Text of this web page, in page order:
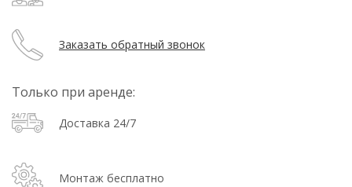
Заказать обратный звонок
Только при аренде:
Доставка 24/7
Монтаж бесплатно